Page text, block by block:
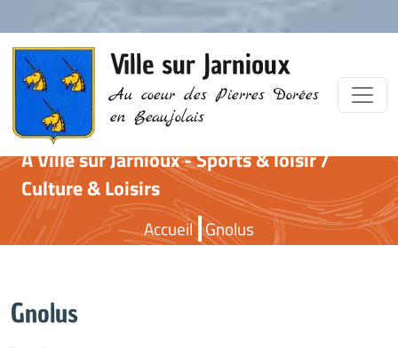
Ville sur Jarnioux
Au coeur des Pierres Dorées
en Beaujolais
À Ville sur Jarnioux - Sports & loisir /
Culture & Loisirs
Accueil Gnolus
Gnolus